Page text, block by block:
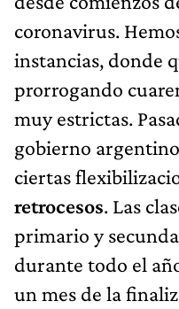
coronavirus.
instancias, donde
prorrogando
muy estrictas.
gobierno
ciertas
retrocesos. Las
primario y
durante todo el
un mes de la